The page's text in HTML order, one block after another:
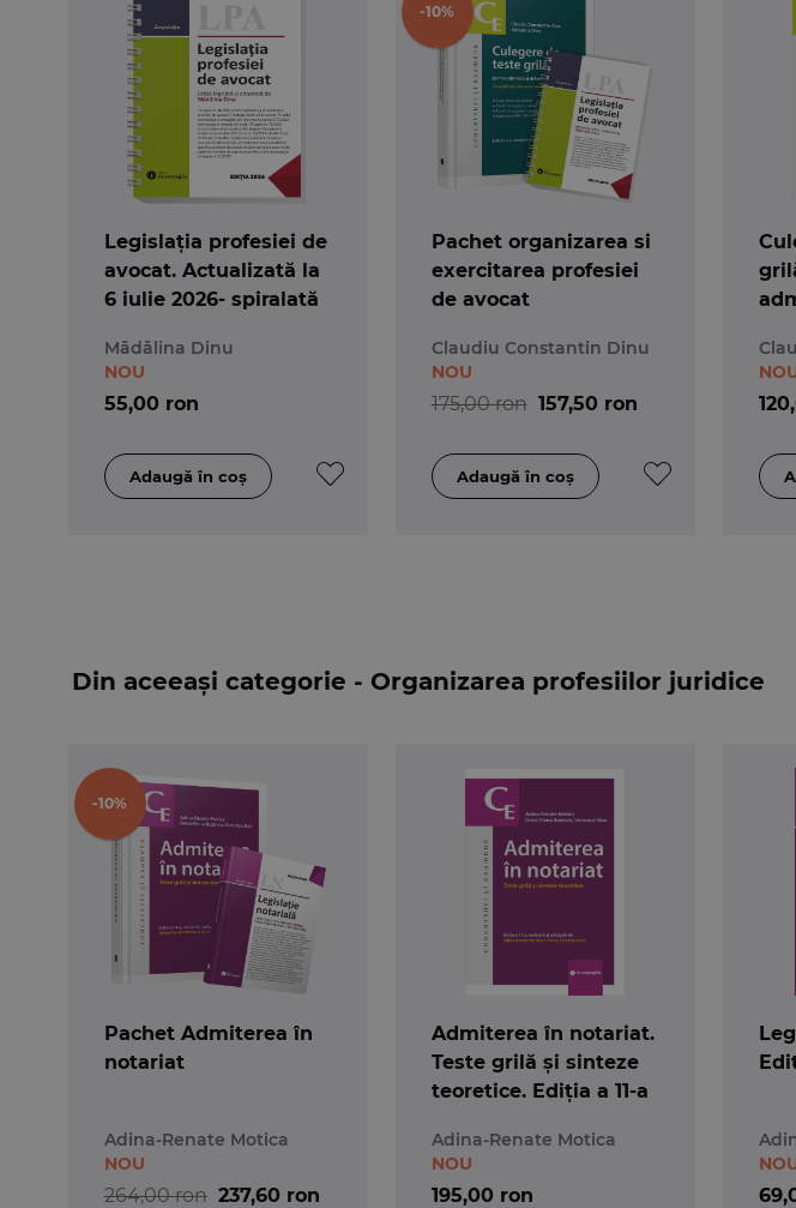
2019);
– modificarea si completarea Statutului profesiei de avocat prin
Hotararea Consiliului U.N.B.R. nr. 431/2019(M. Of. nr. 281 din 12 aprilie
absolvent de drept, personal auxiliar, in cabinetul de avocatura.
realitate, in functie de perspectiva: fie o apropiere de celebrul paralegal
De asemenea, aceasta editie cuprinde si noulProtocol privind
judiciara in materie penala, pentru prestarea, in cadrul
reprezentare ori de asistenta extrajudiciara, precum si pentru
justitie in materie civila si cooperarea judiciara internationala in
Ministerul Public(Parchetul de pe langa Inalta Curte si Justitie) – si
Legislația profesiei de
avocat. Actualizată la
6 iulie 2026- spiralată
Mădălina Dinu
55,00 ron
NOU
-10%
Pachet organizarea si
exercitarea profesiei
de avocat
Claudiu Constantin Dinu
175,00 ron 157,50 ron
NOU
3-a
Din aceeași categorie - Organizarea profesiilor juridice
-10%
Pachet Admiterea în
notariat
Adina-Renate Motica
264,00 ron 237,60 ron
NOU
Admiterea în notariat.
Teste grilă și sinteze
teoretice. Ediția a 11-a
Adina-Renate Motica
195,00 ron
NOU